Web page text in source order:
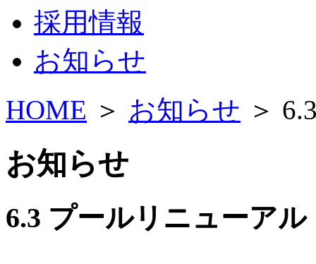
採用情報
お知らせ
HOME ＞ お知らせ ＞
お知らせ
6.3 プールリニューアル